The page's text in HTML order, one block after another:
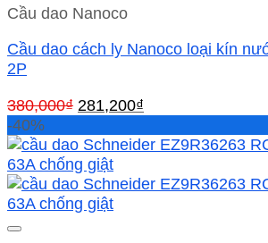
Cầu dao Nanoco
Cầu dao cách ly Nanoco loại kín
2P
380,000₫ Giá
là:
380,000₫.
281,200₫
tại
281,200₫.
-40%